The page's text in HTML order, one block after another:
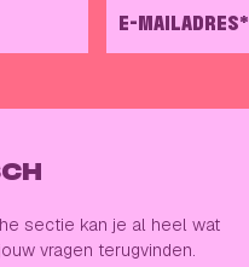
E-MAILADRES*
sectie kan je al heel wat
vragen terugvinden.